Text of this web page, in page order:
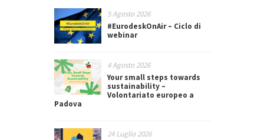
5 Agosto 2026
#EurodeskOnAir – Ciclo di
webinar
4 Agosto 2026
Your small steps towards
sustainability –
Volontariato europeo a
Padova
24 Luglio 2026